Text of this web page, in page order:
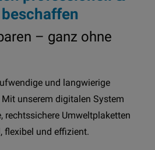
– ganz ohne
und langwierige
unserem digitalen System
rechtssichere Umweltplaketten
flexibel und effizient.